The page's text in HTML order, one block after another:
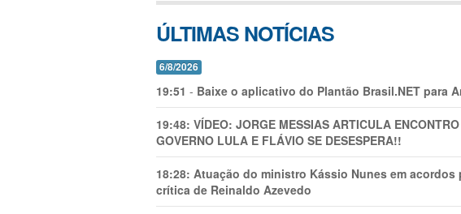
ÚLTIMAS NOTÍCIAS
6/8/2026
19:51 - Baixe o aplicativo do Plantão Brasil.NET para
19:48: VÍDEO: JORGE MESSIAS ARTICULA
GOVERNO LULA E FLÁVIO SE DESESPERA!!
18:28: Atuação do ministro Kássio Nunes em acordos
crítica de Reinaldo Azevedo